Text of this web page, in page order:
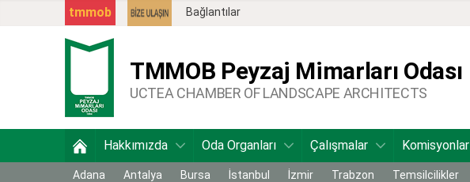
Bağlantılar
tmmob
TMMOB Peyzaj Mimarları Odası
UCTEA CHAMBER OF LANDSCAPE ARCHITECTS
Hakkımızda Oda Organları Çalışmalar Komisyonlar
Adana Antalya Bursa İstanbul İzmir Trabzon Temsilcilikler